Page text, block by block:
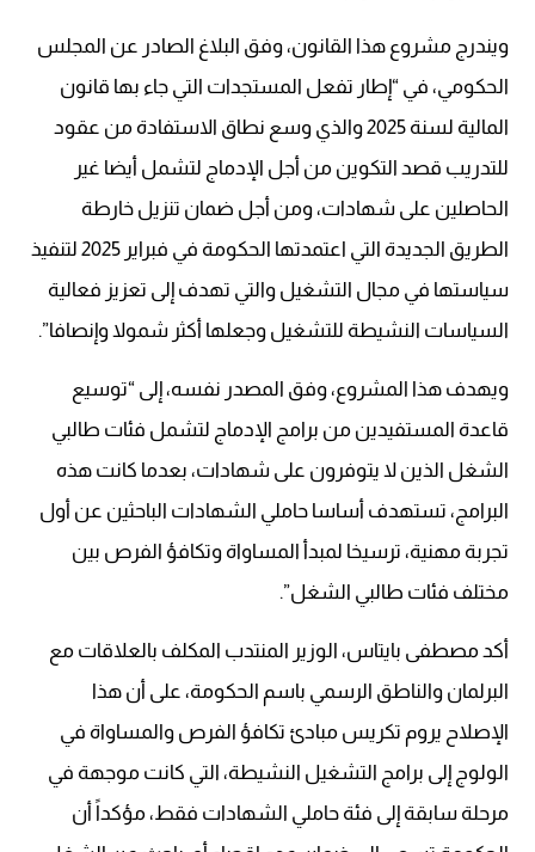
ويندرج مشروع هذا القانون، وفق البلاغ الصادر عن المجلس
الحكومي، في “إطار تفعل المستجدات التي جاء بها قانون
المالية لسنة 2025 والذي وسع نطاق الاستفادة من عقود
للتدريب قصد التكوين من أجل الإدماج لتشمل أيضا غير
الحاصلين على شهادات، ومن أجل ضمان تنزيل خارطة
الطريق الجديدة التي اعتمدتها الحكومة في فبراير 2025 لتنفيذ
سياستها في مجال التشغيل والتي تهدف إلى تعزيز فعالية
السياسات النشيطة للتشغيل وجعلها أكثر شمولا وإنصافا”.
ويهدف هذا المشروع، وفق المصدر نفسه، إلى “توسيع
قاعدة المستفيدين من برامج الإدماج لتشمل فئات طالبي
الشغل الذين لا يتوفرون على شهادات، بعدما كانت هذه
البرامج، تستهدف أساسا حاملي الشهادات الباحثين عن أول
تجربة مهنية، ترسيخا لمبدأ المساواة وتكافؤ الفرص بين
مختلف فئات طالبي الشغل”.
أكد مصطفى بايتاس، الوزير المنتدب المكلف بالعلاقات مع
البرلمان والناطق الرسمي باسم الحكومة، على أن هذا
الإصلاح يروم تكريس مبادئ تكافؤ الفرص والمساواة في
الولوج إلى برامج التشغيل النشيطة، التي كانت موجهة في
مرحلة سابقة إلى فئة حاملي الشهادات فقط، مؤكداً أن